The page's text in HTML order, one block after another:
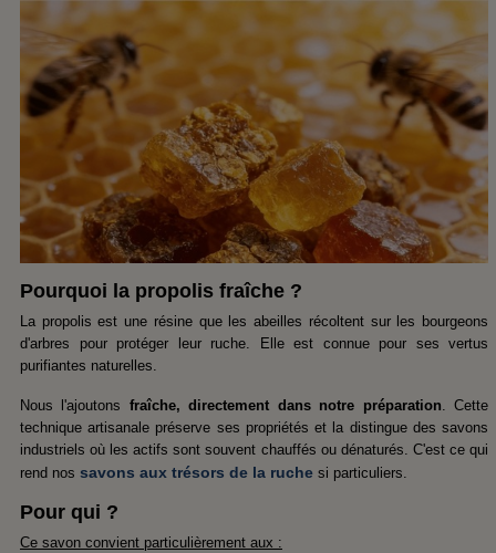
Pourquoi la propolis fraîche ?
La propolis est une résine que les abeilles récoltent sur les bourgeons
d'arbres pour protéger leur ruche. Elle est connue pour ses vertus
purifiantes naturelles.
Nous l'ajoutons fraîche, directement dans notre préparation. Cette
technique artisanale préserve ses propriétés et la distingue des savons
industriels où les actifs sont souvent chauffés ou dénaturés. C'est ce qui
rend nos savons aux trésors de la ruche si particuliers.
Pour qui ?
Ce savon convient particulièrement aux :